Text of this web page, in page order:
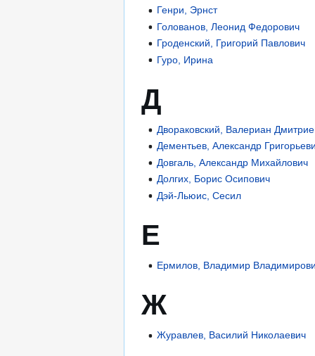
Генри, Эрнст
Голованов, Леонид Федорович
Гроденский, Григорий Павлович
Гуро, Ирина
Д
Двораковский, Валериан
Дементьев, Александр
Довгаль, Александр Михайлович
Долгих, Борис Осипович
Дэй-Льюис, Сесил
Е
Ермилов, Владимир
Ж
Журавлев, Василий Николаевич